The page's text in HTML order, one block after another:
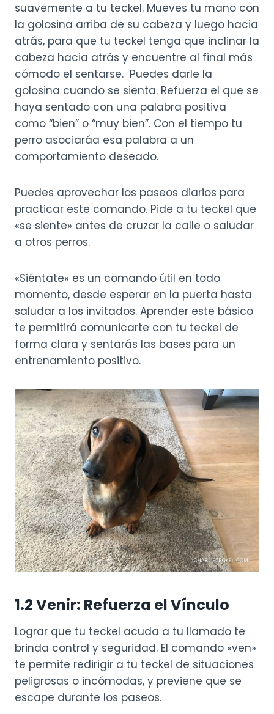
suavemente a tu teckel. Mueves tu mano con
la golosina arriba de su cabeza y luego hacia
atrás, para que tu teckel tenga que inclinar la
cabeza hacia atrás y encuentre al final más
cómodo el sentarse. Puedes darle la
golosina cuando se sienta. Refuerza el que se
haya sentado con una palabra positiva
como “bien” o “muy bien”. Con el tiempo tu
perro asociaráa esa palabra a un
comportamiento deseado.
Puedes aprovechar los paseos diarios para
practicar este comando. Pide a tu teckel que
«se siente» antes de cruzar la calle o saludar
a otros perros.
«Siéntate» es un comando útil en todo
momento, desde esperar en la puerta hasta
saludar a los invitados. Aprender este básico
te permitirá comunicarte con tu teckel de
forma clara y sentarás las bases para un
entrenamiento positivo.
1.2 Venir: Refuerza el Vínculo
Lograr que tu teckel acuda a tu llamado te
brinda control y seguridad. El comando «ven»
te permite redirigir a tu teckel de situaciones
peligrosas o incómodas, y previene que se
escape durante los paseos.